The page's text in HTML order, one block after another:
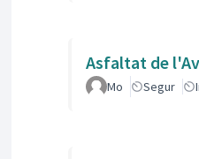
Asfaltat de
Mo Segur